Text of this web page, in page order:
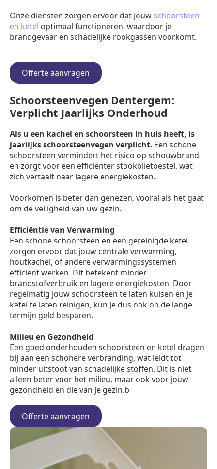
Onze diensten zorgen ervoor dat jouw schoorsteen
en ketel optimaal functioneren, waardoor je
brandgevaar en schadelijke rookgassen voorkomt.
Offerte aanvragen
Schoorsteenvegen Dentergem:
Verplicht Jaarlijks Onderhoud
Als u een kachel en schoorsteen in huis heeft, is
jaarlijks schoorsteenvegen verplicht. Een schone
schoorsteen vermindert het risico op schouwbrand
en zorgt voor een efficiënter stookolietoestel, wat
zich vertaalt naar lagere energiekosten.
Voorkomen is beter dan genezen, vooral als het gaat
om de veiligheid van uw gezin.
Efficiëntie van Verwarming
Een schone schoorsteen en een gereinigde ketel
zorgen ervoor dat jouw centrale verwarming,
houtkachel, of andere verwarmingssystemen
efficiënt werken. Dit betekent minder
brandstofverbruik en lagere energiekosten. Door
regelmatig jouw schoorsteen te laten kuisen en je
ketel te laten reinigen, kun je dus ook op de lange
termijn geld besparen.
Milieu en Gezondheid
Een goed onderhouden schoorsteen en ketel dragen
bij aan een schonere verbranding, wat leidt tot
minder uitstoot van schadelijke stoffen. Dit is niet
alleen beter voor het milieu, maar ook voor jouw
gezondheid en die van je gezin.b
Offerte aanvragen